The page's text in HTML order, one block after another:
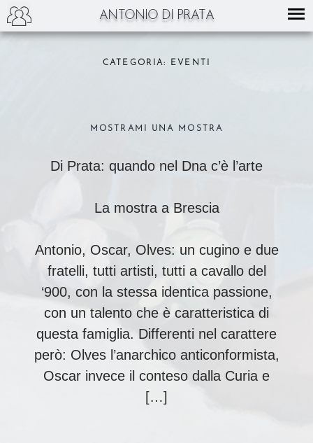
Skip
ANTONIO DI PRATA
CATEGORIA: EVENTI
MOSTRAMI UNA MOSTRA
Di Prata: quando nel Dna c’è l’arte
La mostra a Brescia
Antonio, Oscar, Olves: un cugino e due
fratelli, tutti artisti, tutti a cavallo del
‘900, con la stessa identica passione,
con un talento che è caratteristica di
questa famiglia. Differenti nel carattere
però: Olves l’anarchico anticonformista,
Oscar invece il conteso dalla Curia e
[…]